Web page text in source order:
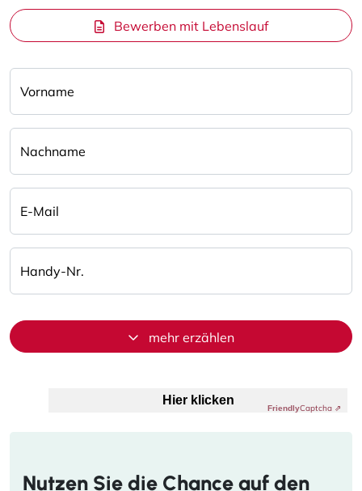
Bewerben mit Lebenslauf
Vorname
Nachname
E-Mail
Handy-Nr.
mehr erzählen
Hier klicken
FriendlyCaptcha ⇗
Nutzen Sie die Chance auf den